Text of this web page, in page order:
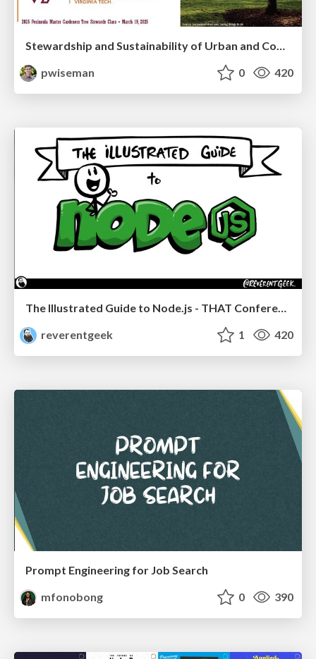
pwiseman
0 420
The Illustrated Guide to Node.js - THAT Conference 2024
reverentgeek
1 420
Prompt Engineering for Job Search
mfonobong
0 390